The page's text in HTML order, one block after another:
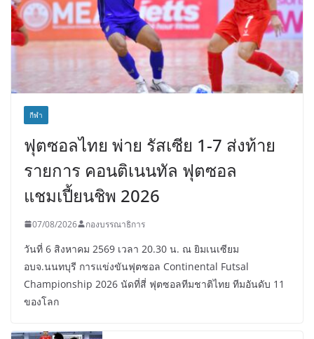
กีฬา
ฟุตซอลไทย พ่าย รัสเซีย 1-7 ส่งท้าย
รายการ คอนติเนนทัล ฟุตซอล
แชมเปี้ยนชิพ 2026
07/08/2026 กองบรรณาธิการ
วันที่ 6 สิงหาคม 2569 เวลา 20.30 น. ณ ยิมเนเซียม
อบจ.นนทบุรี การแข่งขันฟุตซอล Continental Futsal
Championship 2026 นัดที่สี่ ฟุตซอลทีมชาติไทย ทีมอันดับ 11
ของโลก